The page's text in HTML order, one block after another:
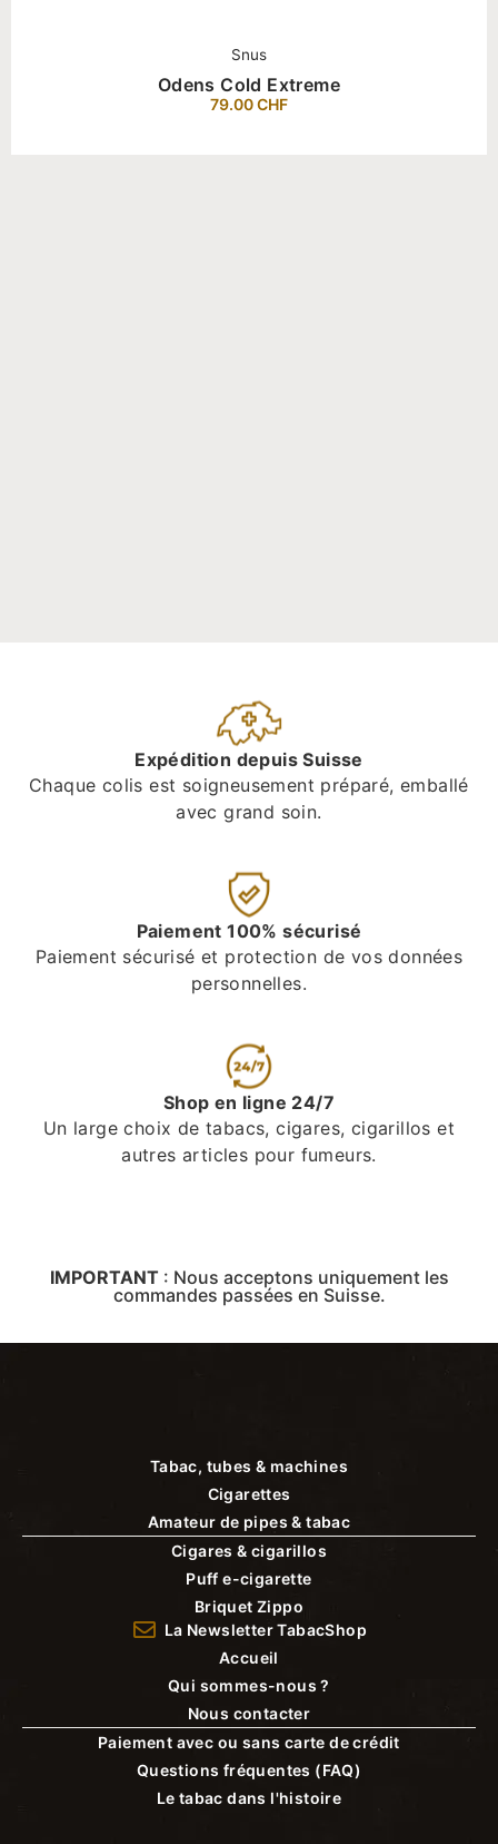
Snus
Odens Cold Extreme
79.00CHF
Expédition depuis Suisse
Chaque colis est soigneusement préparé, emballé
avec grand soin.
Paiement 100% sécurisé
Paiement sécurisé et protection de vos données
personnelles.
Shop en ligne 24/7
Un large choix de tabacs, cigares, cigarillos et
autres articles pour fumeurs.
IMPORTANT : Nous acceptons uniquement les
commandes passées en Suisse.
Tabac, tubes & machines
Cigarettes
Amateur de pipes & tabac
Cigares & cigarillos
Puff e-cigarette
Briquet Zippo
La Newsletter TabacShop
Accueil
Qui sommes-nous ?
Nous contacter
Paiement avec ou sans carte de crédit
Questions fréquentes (FAQ)
Le tabac dans l'histoire